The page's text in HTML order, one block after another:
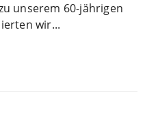
unserem 60-jährigen
wir...